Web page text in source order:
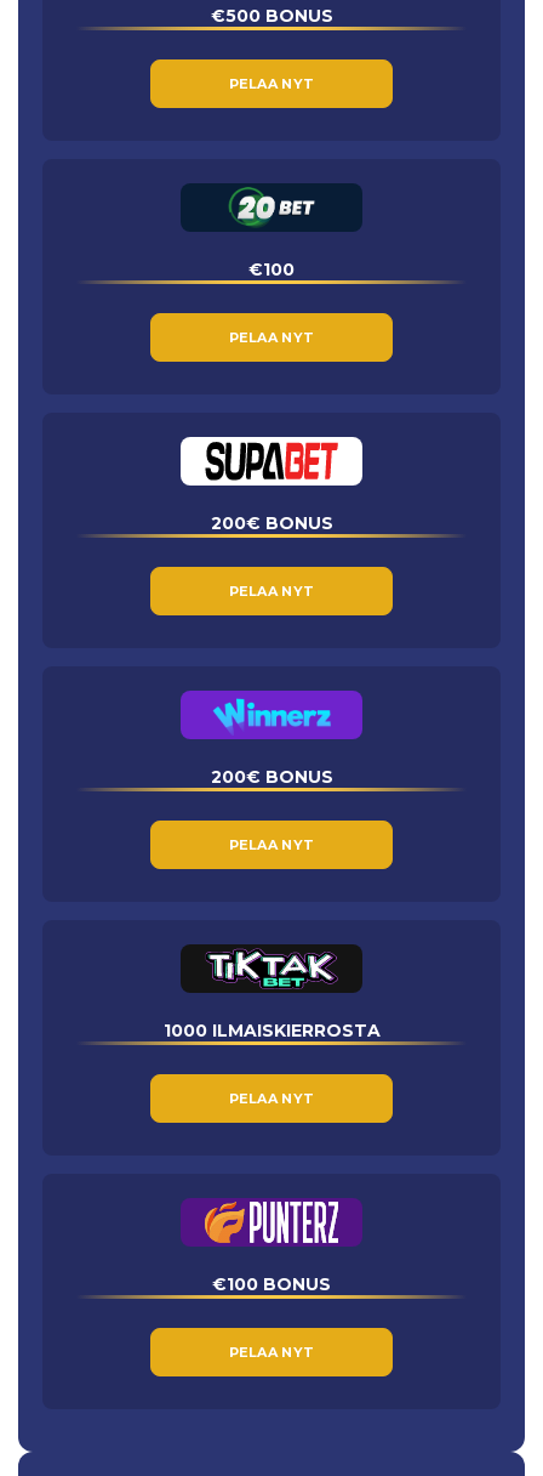
€500 BONUS
PELAA NYT
€100
PELAA NYT
200€ BONUS
PELAA NYT
200€ BONUS
PELAA NYT
1000 ILMAISKIERROSTA
PELAA NYT
€100 BONUS
PELAA NYT